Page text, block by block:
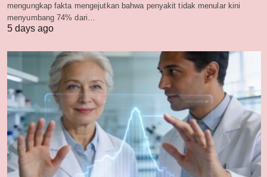
mengungkap fakta mengejutkan bahwa penyakit tidak menular kini
menyumbang 74% dari…
5 days ago